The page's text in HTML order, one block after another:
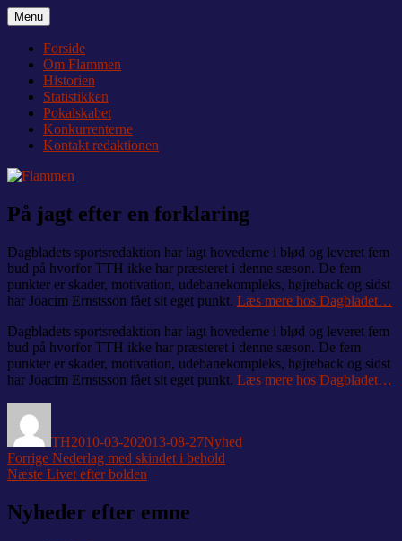
Videre
til
indhold
Flammen
Nyheder og debat om Team Tvis Holstebro
Menu
Forside
Om Flammen
Historien
Statistikken
Pokalskabet
Konkurrenterne
Kontakt redaktionen
På jagt efter en forklaring
Dagbladets sportsredaktion har lagt hovederne i blød og leveret fem
bud på hvorfor TTH ikke har præsteret i denne sæson. De fem
punkter er skader, motivation, udebanekompleks, højreback og sidst
har Joacim Ernstsson fået sit eget punkt. Læs mere hos Dagbladet…
Dagbladets sportsredaktion har lagt hovederne i blød og leveret fem
bud på hvorfor TTH ikke har præsteret i denne sæson. De fem
punkter er skader, motivation, udebanekompleks, højreback og sidst
har Joacim Ernstsson fået sit eget punkt. Læs mere hos Dagbladet…
TH2010-03-202013-08-27Nyhed
Indlægsnavigation
Forrige Forrige
indlæg:
Nederlag med skindet i behold
Næste Næste
Livet efter bolden
Nyheder efter emne